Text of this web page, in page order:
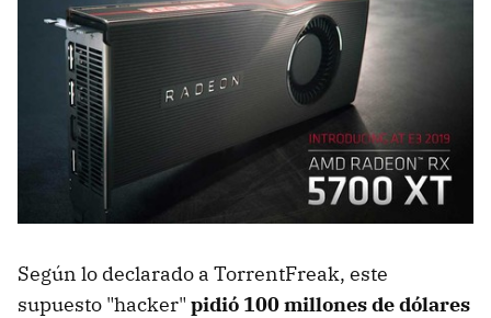
Según lo declarado a TorrentFreak, este
supuesto "hacker" pidió 100 millones de dólares